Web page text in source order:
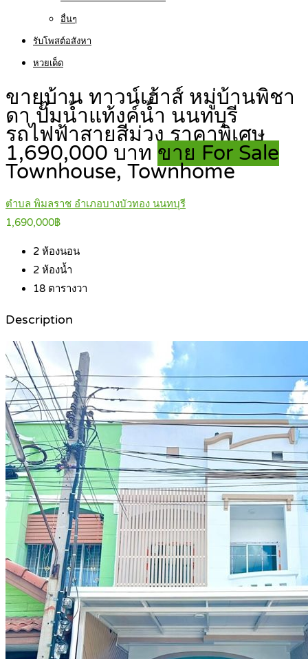
อื่นๆ
รับโพสต์อสังหา
หวยเด็ด
ขายบ้าน ทาวน์เฮ้าส์ หมู่บ้านพิชา
ดา ปั๊มน้ำแท้งค์น้ำ นนทบุรี
รถไฟฟ้าสายสีม่วง ราคาพิเศษ
1,690,000 บาท ขาย For Sale
Townhouse, Townhome
ตำบล พิมลราช อำเภอบางบัวทอง นนทบุรี
1,690,000฿
2 ห้องนอน
2 ห้องน้ำ
18 ตารางวา
Description